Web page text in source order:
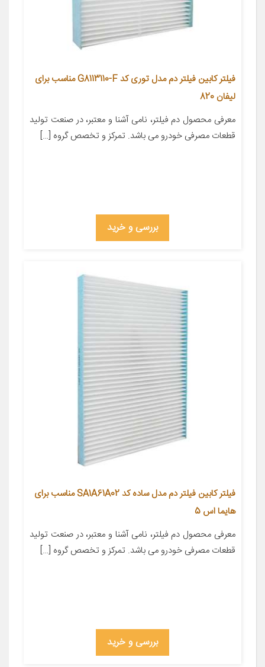
فیلتر کابین فیلتر دم مدل توری کد G8113110-F مناسب برای
لیفان 820
معرفی محصول دم فیلتر، نامی آشنا و معتبر، در صنعت تولید
قطعات مصرفی خودرو می باشد. تمرکز و تخصص گروه […]
بررسی و خرید
فیلتر کابین فیلتر دم مدل ساده کد SA1A61A02 مناسب برای
هایما اس 5
معرفی محصول دم فیلتر، نامی آشنا و معتبر، در صنعت تولید
قطعات مصرفی خودرو می باشد. تمرکز و تخصص گروه […]
بررسی و خرید